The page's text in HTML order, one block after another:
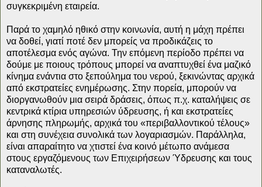
συγκεκριμένη εταιρεία.
Παρά το χαμηλό ηθικό στην κοινωνία, αυτή η μάχη πρέπει
να δοθεί, γιατί ποτέ δεν μπορείς να προδικάζεις το
αποτέλεσμα ενός αγώνα. Την επόμενη περίοδο πρέπει να
δούμε με ποιους τρόπους μπορεί να αναπτυχθεί ένα μαζικό
κίνημα ενάντια στο ξεπούλημα του νερού, ξεκινώντας αρχικά
από εκστρατείες ενημέρωσης. Στην πορεία, μπορούν να
διοργανωθούν μια σειρά δράσεις, όπως π.χ. καταλήψεις σε
κεντρικά κτίρια υπηρεσιών ύδρευσης, ή και εκστρατείες
άρνησης πληρωμής, αρχικά του «περιβαλλοντικού τέλους»
και στη συνέχεια συνολικά των λογαριασμών. Παράλληλα,
είναι απαραίτητο να χτιστεί ένα κοινό μέτωπο ανάμεσα
στους εργαζόμενους των Επιχειρήσεων Ύδρευσης και τους
καταναλωτές.